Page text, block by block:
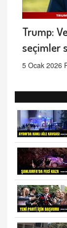
Trump:
seçimler
5 Ocak 2026